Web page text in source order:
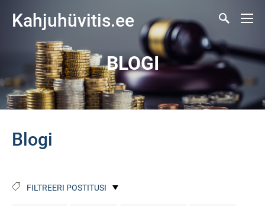
Kahjuhüvitis.ee
BLOGI
Blogi
FILTREERI POSTITUSI